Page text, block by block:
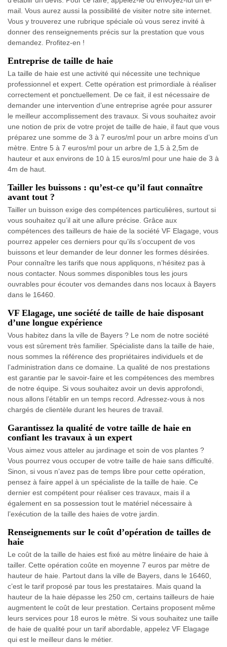
mail. Vous aurez aussi la possibilité de visiter notre site internet.
Vous y trouverez une rubrique spéciale où vous serez invité à
donner des renseignements précis sur la prestation que vous
demandez. Profitez-en !
Entreprise de taille de haie
La taille de haie est une activité qui nécessite une technique
professionnel et expert. Cette opération est primordiale à réaliser
correctement et ponctuellement. De ce fait, il est nécessaire de
demander une intervention d’une entreprise agrée pour assurer
le meilleur accomplissement des travaux. Si vous souhaitez avoir
une notion de prix de votre projet de taille de haie, il faut que vous
préparez une somme de 3 à 7 euros/ml pour un arbre moins d’un
mètre. Entre 5 à 7 euros/ml pour un arbre de 1,5 à 2,5m de
hauteur et aux environs de 10 à 15 euros/ml pour une haie de 3 à
4m de haut.
Tailler les buissons : qu’est-ce qu’il faut connaître
avant tout ?
Tailler un buisson exige des compétences particulières, surtout si
vous souhaitez qu’il ait une allure précise. Grâce aux
compétences des tailleurs de haie de la société VF Elagage, vous
pourrez appeler ces derniers pour qu’ils s’occupent de vos
buissons et leur demander de leur donner les formes désirées.
Pour connaître les tarifs que nous appliquons, n’hésitez pas à
nous contacter. Nous sommes disponibles tous les jours
ouvrables pour écouter vos demandes dans nos locaux à Bayers
dans le 16460.
VF Elagage, une société de taille de haie disposant
d’une longue expérience
Vous habitez dans la ville de Bayers ? Le nom de notre société
vous est sûrement très familier. Spécialiste dans la taille de haie,
nous sommes la référence des propriétaires individuels et de
l’administration dans ce domaine. La qualité de nos prestations
est garantie par le savoir-faire et les compétences des membres
de notre équipe. Si vous souhaitez avoir un devis approfondi,
nous allons l’établir en un temps record. Adressez-vous à nos
chargés de clientèle durant les heures de travail.
Garantissez la qualité de votre taille de haie en
confiant les travaux à un expert
Vous aimez vous atteler au jardinage et soin de vos plantes ?
Vous pourrez vous occuper de votre taille de haie sans difficulté.
Sinon, si vous n’avez pas de temps libre pour cette opération,
pensez à faire appel à un spécialiste de la taille de haie. Ce
dernier est compétent pour réaliser ces travaux, mais il a
également en sa possession tout le matériel nécessaire à
l’exécution de la taille des haies de votre jardin.
Renseignements sur le coût d’opération de tailles de
haie
Le coût de la taille de haies est fixé au mètre linéaire de haie à
tailler. Cette opération coûte en moyenne 7 euros par mètre de
hauteur de haie. Partout dans la ville de Bayers, dans le 16460,
c’est le tarif proposé par tous les prestataires. Mais quand la
hauteur de la haie dépasse les 250 cm, certains tailleurs de haie
augmentent le coût de leur prestation. Certains proposent même
leurs services pour 18 euros le mètre. Si vous souhaitez une taille
de haie de qualité pour un tarif abordable, appelez VF Elagage
qui est le meilleur dans le métier.